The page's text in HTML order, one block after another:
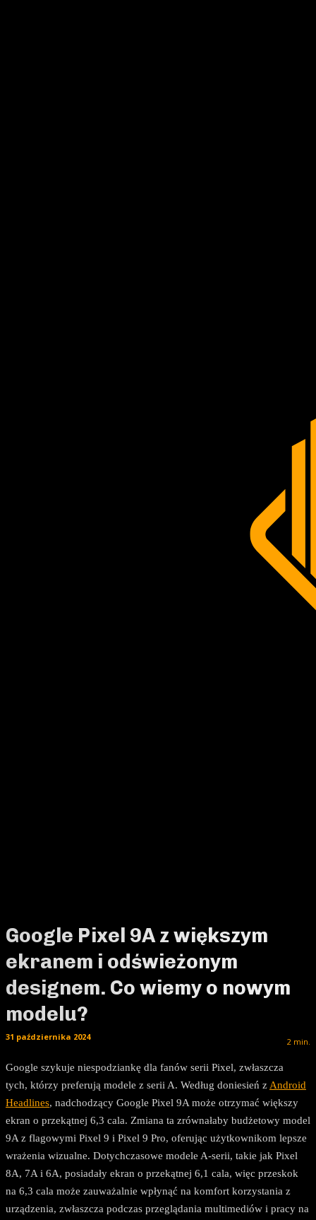
Google Pixel 9A z większym
ekranem i odświeżonym
designem. Co wiemy o nowym
modelu?
2 min.
31 października 2024
Google szykuje niespodziankę dla fanów serii Pixel, zwłaszcza
tych, którzy preferują modele z serii A. Według doniesień zAndroid
Headlines, nadchodzący Google Pixel 9A może otrzymać większy
ekran o przekątnej 6,3 cala. Zmiana ta zrównałaby budżetowy model
9A z flagowymi Pixel 9 i Pixel 9 Pro, oferując użytkownikom lepsze
wrażenia wizualne. Dotychczasowe modele A-serii, takie jak Pixel
8A, 7A i 6A, posiadały ekran o przekątnej 6,1 cala, więc przeskok
na 6,3 cala może zauważalnie wpłynąć na komfort korzystania z
urządzenia, zwłaszcza podczas przeglądania multimediów i pracy na